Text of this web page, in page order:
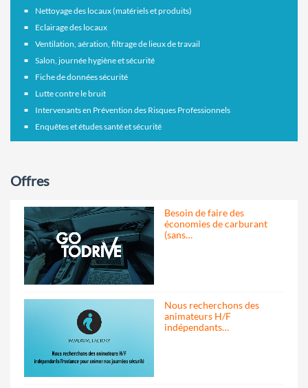
Nettoyage des locaux (matériels et produits)
Eclairage des locaux
Ventilation, aération, filtrage de lieux de travail
Salon, journée hygiène et sécurité
Fiche de données sécurité
Lutte contre le bruit
Intervenants en Prévention des Risques Professionnels
Enquêtes et études santé et sécurité
Offres
Besoin de faire des
économies de carburant
(sans…
Nous recherchons des
animateurs H/F
indépendants…